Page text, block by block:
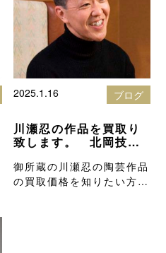
2025.1.16 ブログ
川瀬忍の作品を買取り
致します。 北岡技芳
グ
御所蔵の川瀬忍の陶芸作品
の買取価格を知りたい方